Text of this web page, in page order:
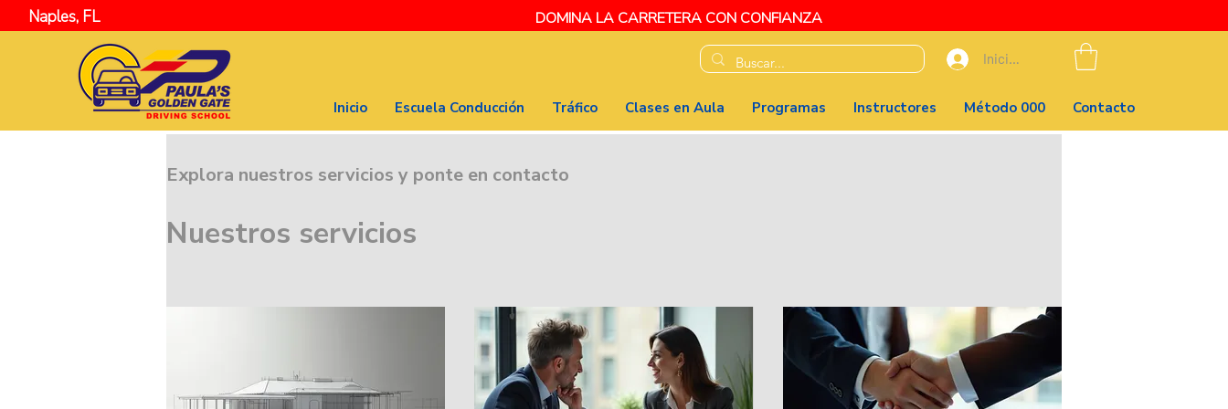
Naples, FL DOMINA LA CARRETERA CON CONFIANZA
Iniciar sesión
Inicio Escuela Conducción Tráfico Clases en Aula Programas Instructores Método 000 Contacto
Explora nuestros servicios y ponte en contacto
Nuestros servicios